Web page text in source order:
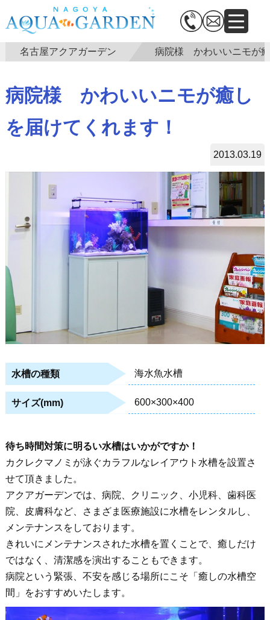
名古屋アクアガーデン 病院様 かわいいニモが
病院様 かわいいニモが癒し
を届けてくれます！
2013.03.19
水槽の種類 海水魚水槽
サイズ(mm) 600×300×400
待ち時間対策に明るい水槽はいかがですか！
カクレクマノミが泳ぐカラフルなレイアウト水槽を設置さ
せて頂きました。
アクアガーデンでは、病院、クリニック、小児科、歯科医
院、皮膚科など、さまざま医療施設に水槽をレンタルし、
メンテナンスをしております。
きれいにメンテナンスされた水槽を置くことで、癒しだけ
ではなく、清潔感を演出することもできます。
病院という緊張、不安を感じる場所にこそ「癒しの水槽空
間」をおすすめいたします。